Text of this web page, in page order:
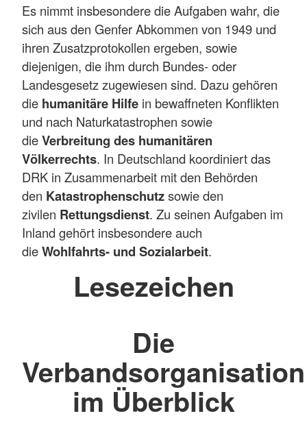
Es nimmt insbesondere die Aufgaben wahr, die
sich aus den Genfer Abkommen von 1949 und
ihren Zusatzprotokollen ergeben, sowie
diejenigen, die ihm durch Bundes- oder
Landesgesetz zugewiesen sind. Dazu gehören
die humanitäre Hilfe in bewaffneten Konflikten
und nach Naturkatastrophen sowie
dieVerbreitung des humanitären
Völkerrechts. In Deutschland koordiniert das
DRK in Zusammenarbeit mit den Behörden
den Katastrophenschutzsowie den
zivilen Rettungsdienst. Zu seinen Aufgaben im
Inland gehört insbesondere auch
dieWohlfahrts- und Sozialarbeit.
Lesezeichen
Die
Verbandsorganisation
im Überblick